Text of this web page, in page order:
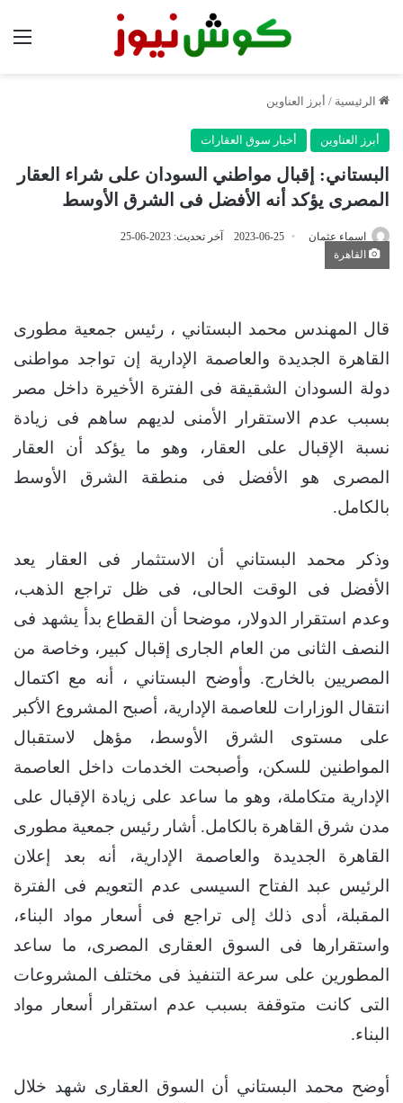
الرئيسية / أبرز العناوين
أبرز العناوين أخبار سوق العقارات
البستاني: إقبال مواطني السودان على شراء العقار
المصرى يؤكد أنه الأفضل فى الشرق الأوسط
اسماء عثمان 2023-06-25 آخر تحديث: 2023-06-25
القاهرة
قال المهندس محمد البستاني ، رئيس جمعية مطورى
القاهرة الجديدة والعاصمة الإدارية إن تواجد مواطنى
دولة السودان الشقيقة فى الفترة الأخيرة داخل مصر
بسبب عدم الاستقرار الأمنى لديهم ساهم فى زيادة
نسبة الإقبال على العقار، وهو ما يؤكد أن العقار
المصرى هو الأفضل فى منطقة الشرق الأوسط
بالكامل.
وذكر محمد البستاني أن الاستثمار فى العقار يعد
الأفضل فى الوقت الحالى، فى ظل تراجع الذهب،
وعدم استقرار الدولار، موضحا أن القطاع بدأ يشهد فى
النصف الثانى من العام الجارى إقبال كبير، وخاصة من
المصريين بالخارج. وأوضح البستاني ، أنه مع اكتمال
انتقال الوزارات للعاصمة الإدارية، أصبح المشروع الأكبر
على مستوى الشرق الأوسط، مؤهل لاستقبال
المواطنين للسكن، وأصبحت الخدمات داخل العاصمة
الإدارية متكاملة، وهو ما ساعد على زيادة الإقبال على
مدن شرق القاهرة بالكامل. أشار رئيس جمعية مطورى
القاهرة الجديدة والعاصمة الإدارية، أنه بعد إعلان
الرئيس عبد الفتاح السيسى عدم التعويم فى الفترة
المقبلة، أدى ذلك إلى تراجع فى أسعار مواد البناء،
واستقرارها فى السوق العقارى المصرى، ما ساعد
المطورين على سرعة التنفيذ فى مختلف المشروعات
التى كانت متوقفة بسبب عدم استقرار أسعار مواد
البناء.
أوضح محمد البستاني أن السوق العقارى شهد خلال